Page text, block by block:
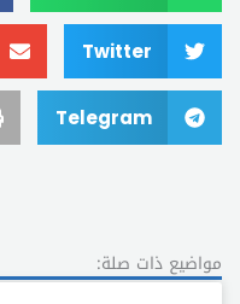
Twitter
Telegram
مواضيع ذات صلة: